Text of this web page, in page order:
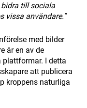
till sociala
vissa användare."
med bilder
är en av de
plattformar. I detta
att publicera
kroppens naturliga